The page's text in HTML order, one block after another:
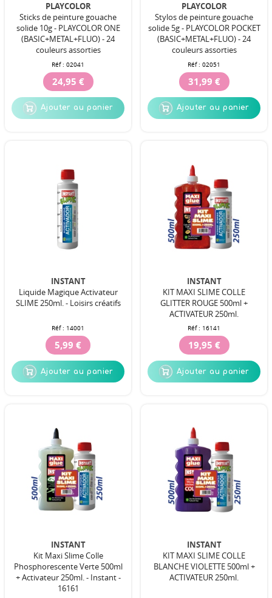
PLAYCOLOR
Sticks de peinture gouache
solide 10g - PLAYCOLOR ONE
(BASIC+METAL+FLUO) - 24
couleurs assorties
Réf : 02041
24,95 €
Ajouter au panier
PLAYCOLOR
Stylos de peinture gouache
solide 5g - PLAYCOLOR POCKET
(BASIC+METAL+FLUO) - 24
couleurs assorties
Réf : 02051
31,99 €
Ajouter au panier
INSTANT
Liquide Magique Activateur
SLIME 250ml. - Loisirs créatifs
Réf : 14001
5,99 €
Ajouter au panier
INSTANT
KIT MAXI SLIME COLLE
GLITTER ROUGE 500ml +
ACTIVATEUR 250ml.
Réf : 16141
19,95 €
Ajouter au panier
INSTANT
Kit Maxi Slime Colle
Phosphorescente Verte 500ml
+ Activateur 250ml. - Instant -
16161
INSTANT
KIT MAXI SLIME COLLE
BLANCHE VIOLETTE 500ml +
ACTIVATEUR 250ml.